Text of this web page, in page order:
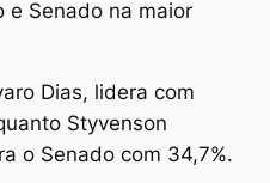
e Senado na maior
Dias, lidera com
Styvenson
o Senado com 34,7%.